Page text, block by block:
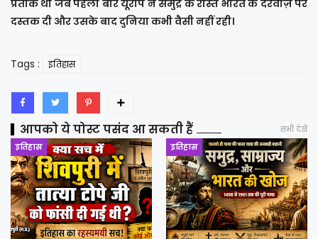
प्रतीक था जब पहली बार यूरोप ने समुद्र के रास्ते भारत के दरवाज़े पर
दस्तक दी और उसके बाद दुनिया कभी वैसी नहीं रही।
Tags : इतिहास
आपको ये पोस्ट पसंद आ सकती हैं सभी देखें
इतिहास इतिहास